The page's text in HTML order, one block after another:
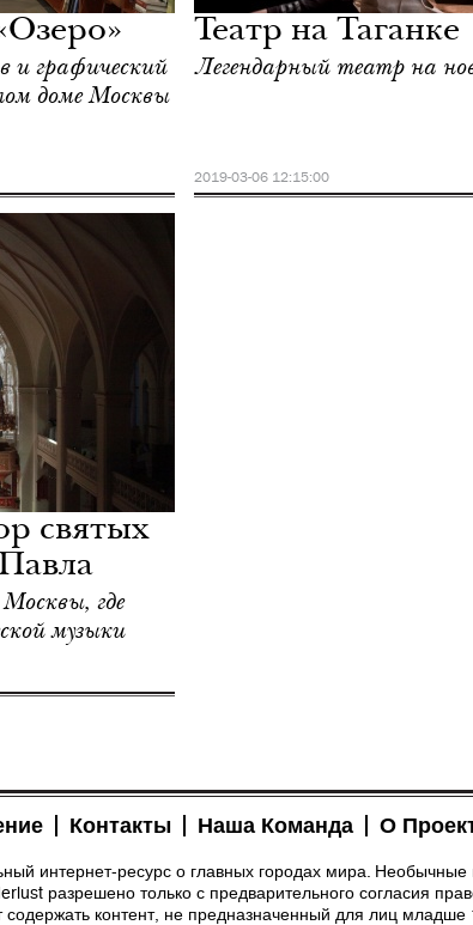
и графический
доме Москвы
Театр на Таганке
Легендарный театр на
2019-03-06 12:15:00
святых
где
музыки
Контакты Наша Команда О
интернет-ресурс о главных городах мира.
разрешено только с предварительного согласия
контент, не предназначенный для лиц младше